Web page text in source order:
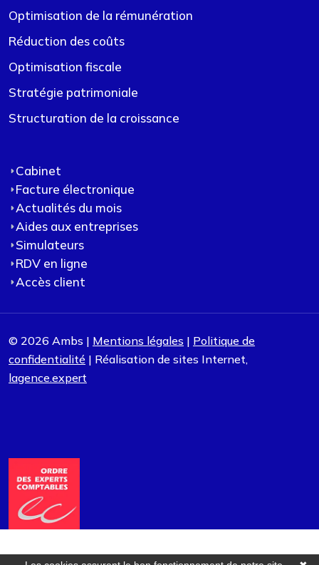
Optimisation de la rémunération
Réduction des coûts
Optimisation fiscale
Stratégie patrimoniale
Structuration de la croissance
Cabinet
Facture électronique
Actualités du mois
Aides aux entreprises
Simulateurs
RDV en ligne
Accès client
© 2026 Ambs | Mentions légales | Politique de
confidentialité | Réalisation de sites Internet,
lagence.expert